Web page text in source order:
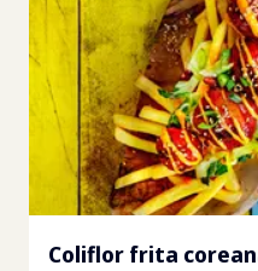
Coliflor frita